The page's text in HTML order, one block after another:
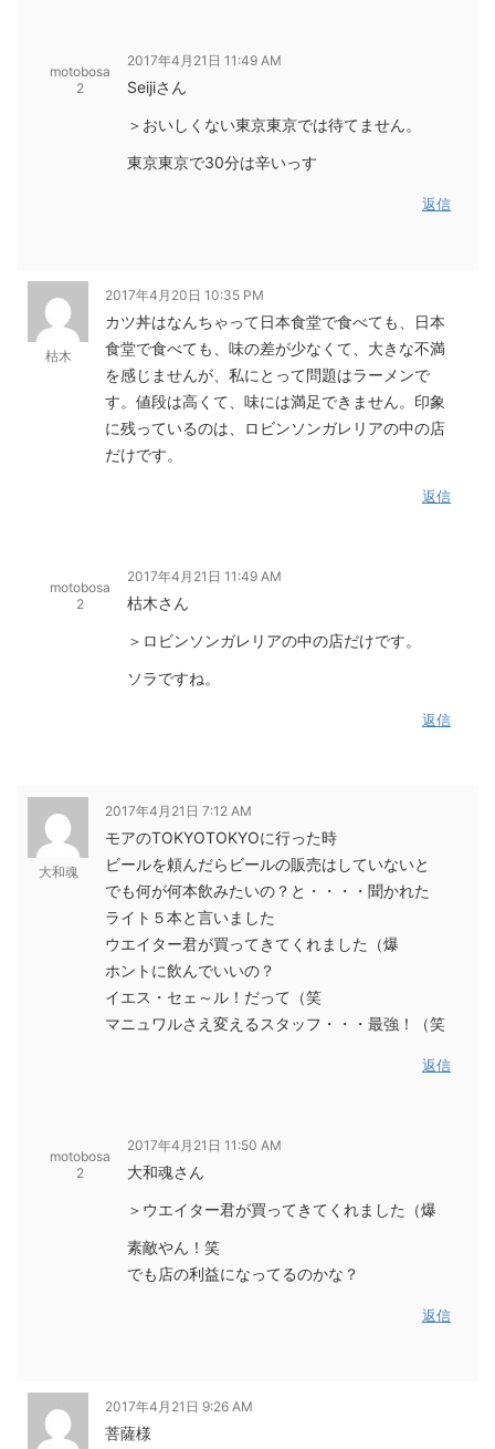
motobosa
2
2017年4月21日 11:49 AM
Seijiさん
＞おいしくない東京東京では待てません。
東京東京で30分は辛いっす
返信
枯木
2017年4月20日 10:35 PM
カツ丼はなんちゃって日本食堂で食べても、日本
食堂で食べても、味の差が少なくて、大きな不満
を感じませんが、私にとって問題はラーメンで
す。値段は高くて、味には満足できません。印象
に残っているのは、ロビンソンガレリアの中の店
だけです。
返信
motobosa
2
2017年4月21日 11:49 AM
枯木さん
＞ロビンソンガレリアの中の店だけです。
ソラですね。
返信
大和魂
2017年4月21日 7:12 AM
モアのTOKYOTOKYOに行った時
ビールを頼んだらビールの販売はしていないと
でも何が何本飲みたいの？と・・・・聞かれた
ライト５本と言いました
ウエイター君が買ってきてくれました（爆
ホントに飲んでいいの？
イエス・セェ～ル！だって（笑
マニュワルさえ変えるスタッフ・・・最強！（笑
返信
motobosa
2
2017年4月21日 11:50 AM
大和魂さん
＞ウエイター君が買ってきてくれました（爆
素敵やん！笑
でも店の利益になってるのかな？
返信
2017年4月21日 9:26 AM
菩薩様